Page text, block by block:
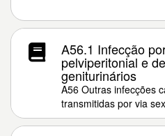
A56.1 Infecção
pelviperitonial e
geniturinários
A56 Outras infecções
transmitidas por via